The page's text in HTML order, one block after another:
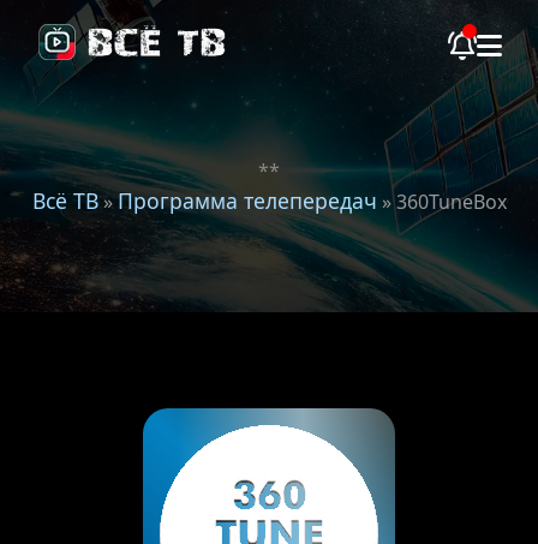
**
Всё ТВ»Программа телепередач » 360TuneBox